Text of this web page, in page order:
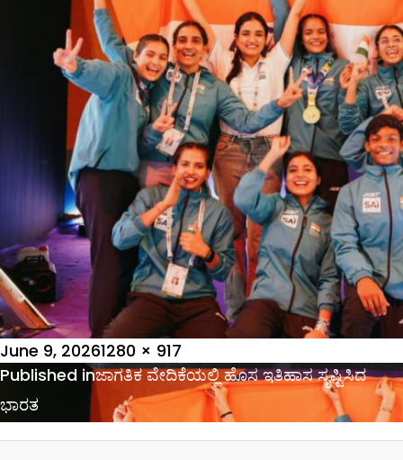
Posted
on
June 9, 2026Full
size
1280 × 917
Post
navigation
Published inಜಾಗತಿಕ ವೇದಿಕೆಯಲ್ಲಿ ಹೊಸ ಇತಿಹಾಸ ಸೃಷ್ಟಿಸಿದ
ಭಾರತ